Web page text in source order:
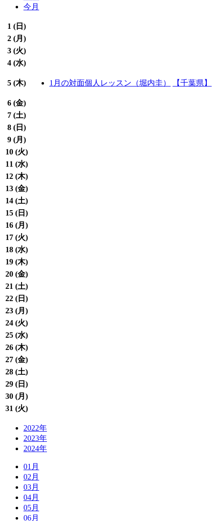
今月
1 ( 日 )
2 (月 )
3 (火)
4 (水)
5 (木) 1月の対面個人レッスン（堀内圭） 【千葉県】
6 (金)
7 (土)
8 ( 日 )
9 (月 )
10 (火)
11 (水)
12 (木)
13 (金)
14 (土)
15 ( 日 )
16 (月 )
17 (火)
18 (水)
19 (木)
20 (金)
21 (土)
22 ( 日 )
23 (月 )
24 (火)
25 (水)
26 (木)
27 (金)
28 (土)
29 ( 日 )
30 (月 )
31 (火)
2022年
2023年
2024年
01月
02月
03月
04月
05月
06月